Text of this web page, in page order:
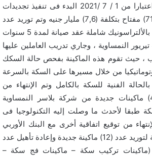
جنيه ومن المخطط واعتبارا من 1 / 7 /2021 البدء فى تنفيذ تجديدات
بطول (818) كم + (712) مفتاح بتكلفة (7,6) مليار جنيه وتم توريد عدد
(1) ماكينة فحص سكة بالألتراسونيك شاملة عقد صيانة لمدة 5 سنوات
النمساوية ، وجاري تدريب العاملين عليها
، حيث تقوم هذه الماكينة بفحص حالة السكك
من خلال مسيرها على السكة بالسرعة
الفنية للسكة بالكامل وتم الإنتهاء من
اتفاقية توريد عدد (4) ماكينات جديدة من شركة بلاسر النمساوية
طبقا لأحدث ما وصلت إليه التكنولوجيا فى
من توقيع اتفاقية أخرى مع البنك الأوربي
لإعادة الإعمار والتنمية لتوريد عدد (12) ماكينة جديدة وإعادة تأهيل عدد
(ماكينات تركيب سكة – ماكينات فج سكة –